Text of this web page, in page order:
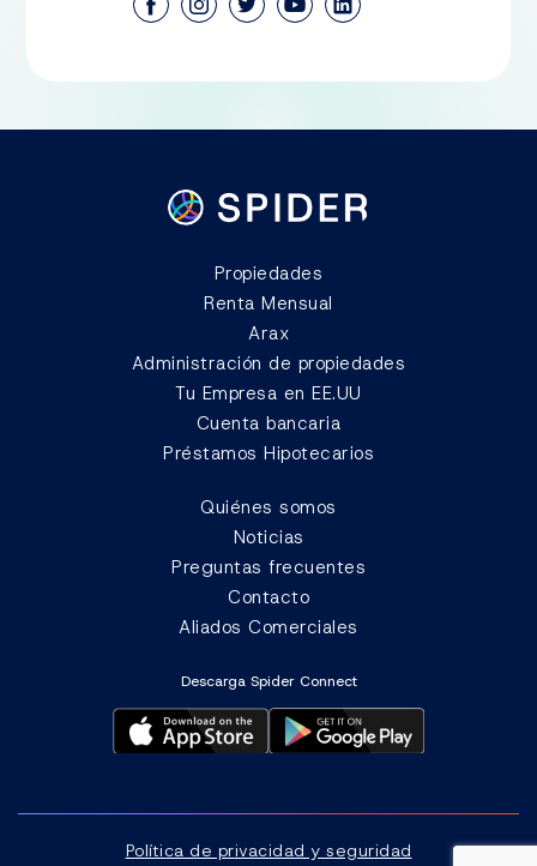
Propiedades
Renta Mensual
Arax
Administración de propiedades
Tu Empresa en EE.UU
Cuenta bancaria
Préstamos Hipotecarios
Quiénes somos
Noticias
Preguntas frecuentes
Contacto
Aliados Comerciales
Descarga Spider Connect
Política de privacidad y seguridad